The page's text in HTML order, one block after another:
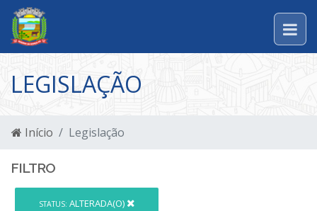
LEGISLAÇÃO
Início Legislação
FILTRO
STATUS: ALTERADA(O)